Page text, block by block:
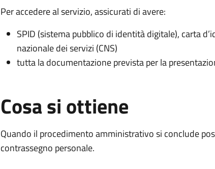
Per accedere al servizio, assicurati di avere:
SPID (sistema pubblico di identità digitale), carta
nazionale dei servizi (CNS)
tutta la documentazione prevista per la
Cosa si ottiene
Quando il procedimento amministrativo si conclude
contrassegno personale.